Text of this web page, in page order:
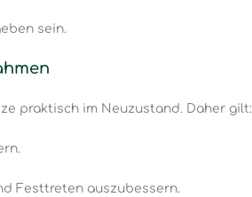
sein.
praktisch im Neuzustand. Daher gilt:
Festtreten auszubessern.